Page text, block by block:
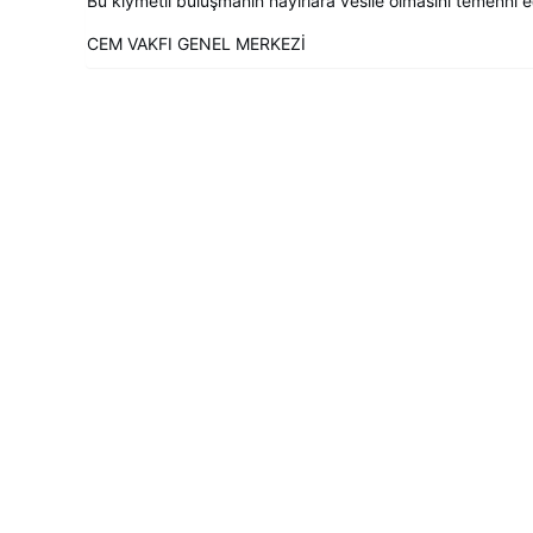
CEM VAKFI GENEL MERKEZİ